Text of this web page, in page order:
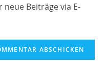
Beiträge via E-